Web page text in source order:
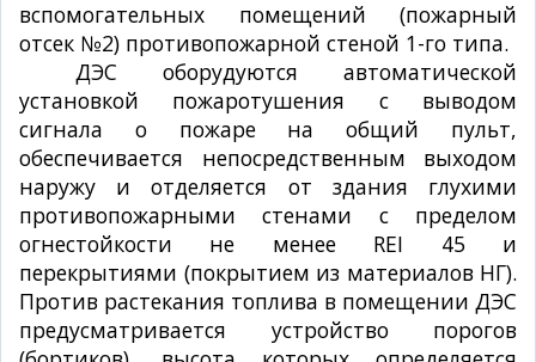
вспомогательных помещений (пожарный
отсек №2) противопожарной стеной 1-го типа.
ДЭС оборудуются автоматической
установкой пожаротушения с выводом
сигнала о пожаре на общий пульт,
обеспечивается непосредственным выходом
наружу и отделяется от здания глухими
противопожарными стенами с пределом
огнестойкости не менее REI 45 и
перекрытиями (покрытием из материалов НГ).
Против растекания топлива в помещении ДЭС
предусматривается устройство порогов